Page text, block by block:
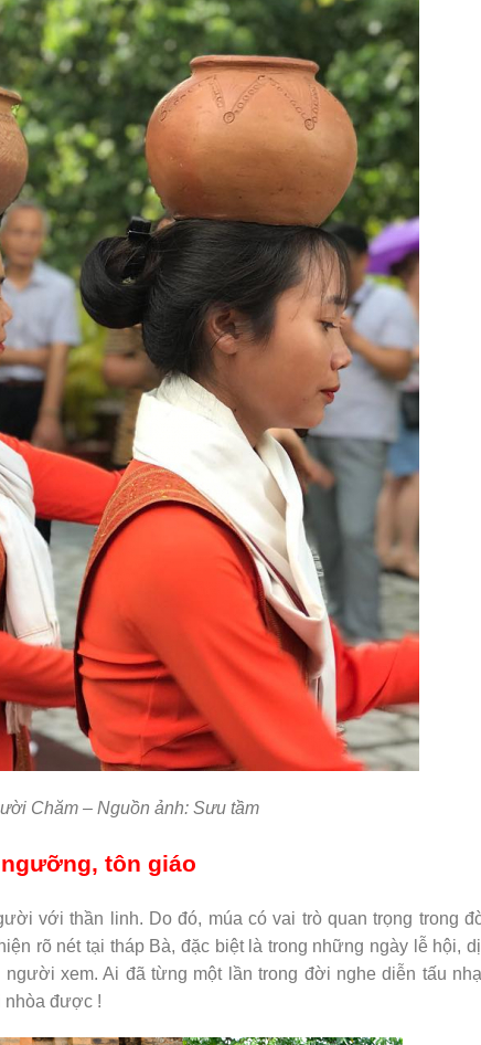
Chăm – Nguồn ảnh: Sưu tầm
tôn giáo
với thần linh. Do đó, múa có vai trò quan trọng trong
rõ nét tại tháp Bà, đặc biệt là trong những ngày lễ hội,
xem. Ai đã từng một lần trong đời nghe diễn tấu
nhòa được !